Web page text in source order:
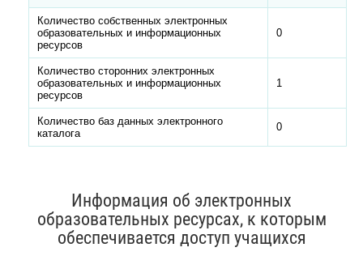
Количество собственных электронных
образовательных и информационных
ресурсов
0
Количество сторонних электронных
образовательных и информационных
ресурсов
1
Количество баз данных электронного
каталога
0
Информация об электронных
образовательных ресурсах, к которым
обеспечивается доступ учащихся